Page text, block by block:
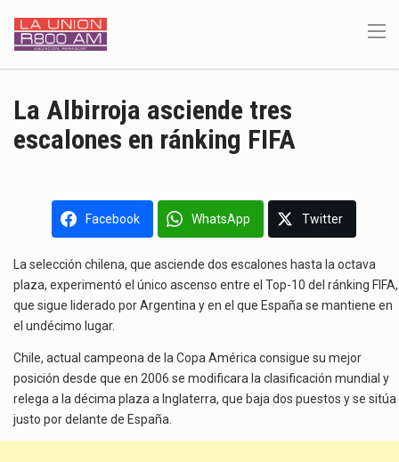
La Albirroja asciende tres
escalones en ránking FIFA
Facebook WhatsApp Twitter
La selección chilena, que asciende dos escalones hasta la octava
plaza, experimentó el único ascenso entre el Top-10 del ránking FIFA,
que sigue liderado por Argentina y en el que España se mantiene en
el undécimo lugar.
Chile, actual campeona de la Copa América consigue su mejor
posición desde que en 2006 se modificara la clasificación mundial y
relega a la décima plaza a Inglaterra, que baja dos puestos y se sitúa
justo por delante de España.